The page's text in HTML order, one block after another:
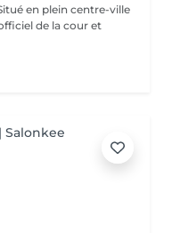
de la cour et